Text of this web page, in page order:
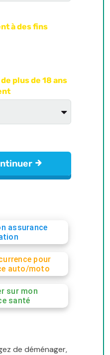
assurance
pour
auto/moto
sur mon
santé
de déménager,